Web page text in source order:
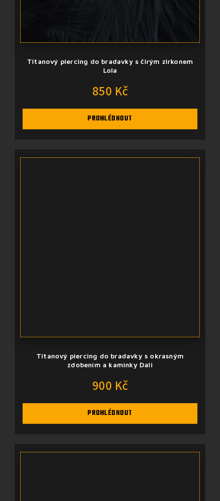
Titanový piercing do bradavky s čirým zirkonem
Lola
850 Kč
PROHLÉDNOUT
Titanový piercing do bradavky s okrasným
zdobením a kamínky Dali
900 Kč
PROHLÉDNOUT